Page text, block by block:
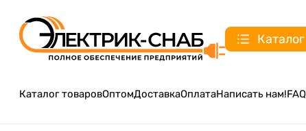
Каталог
Каталог товаровОптомДоставкаОплатаНаписать нам!FAQ